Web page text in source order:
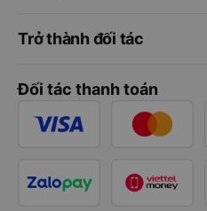
Trở thành đối tác
Đối tác thanh toán